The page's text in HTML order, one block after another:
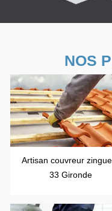
NOS
Artisan couvreur
33 Gironde